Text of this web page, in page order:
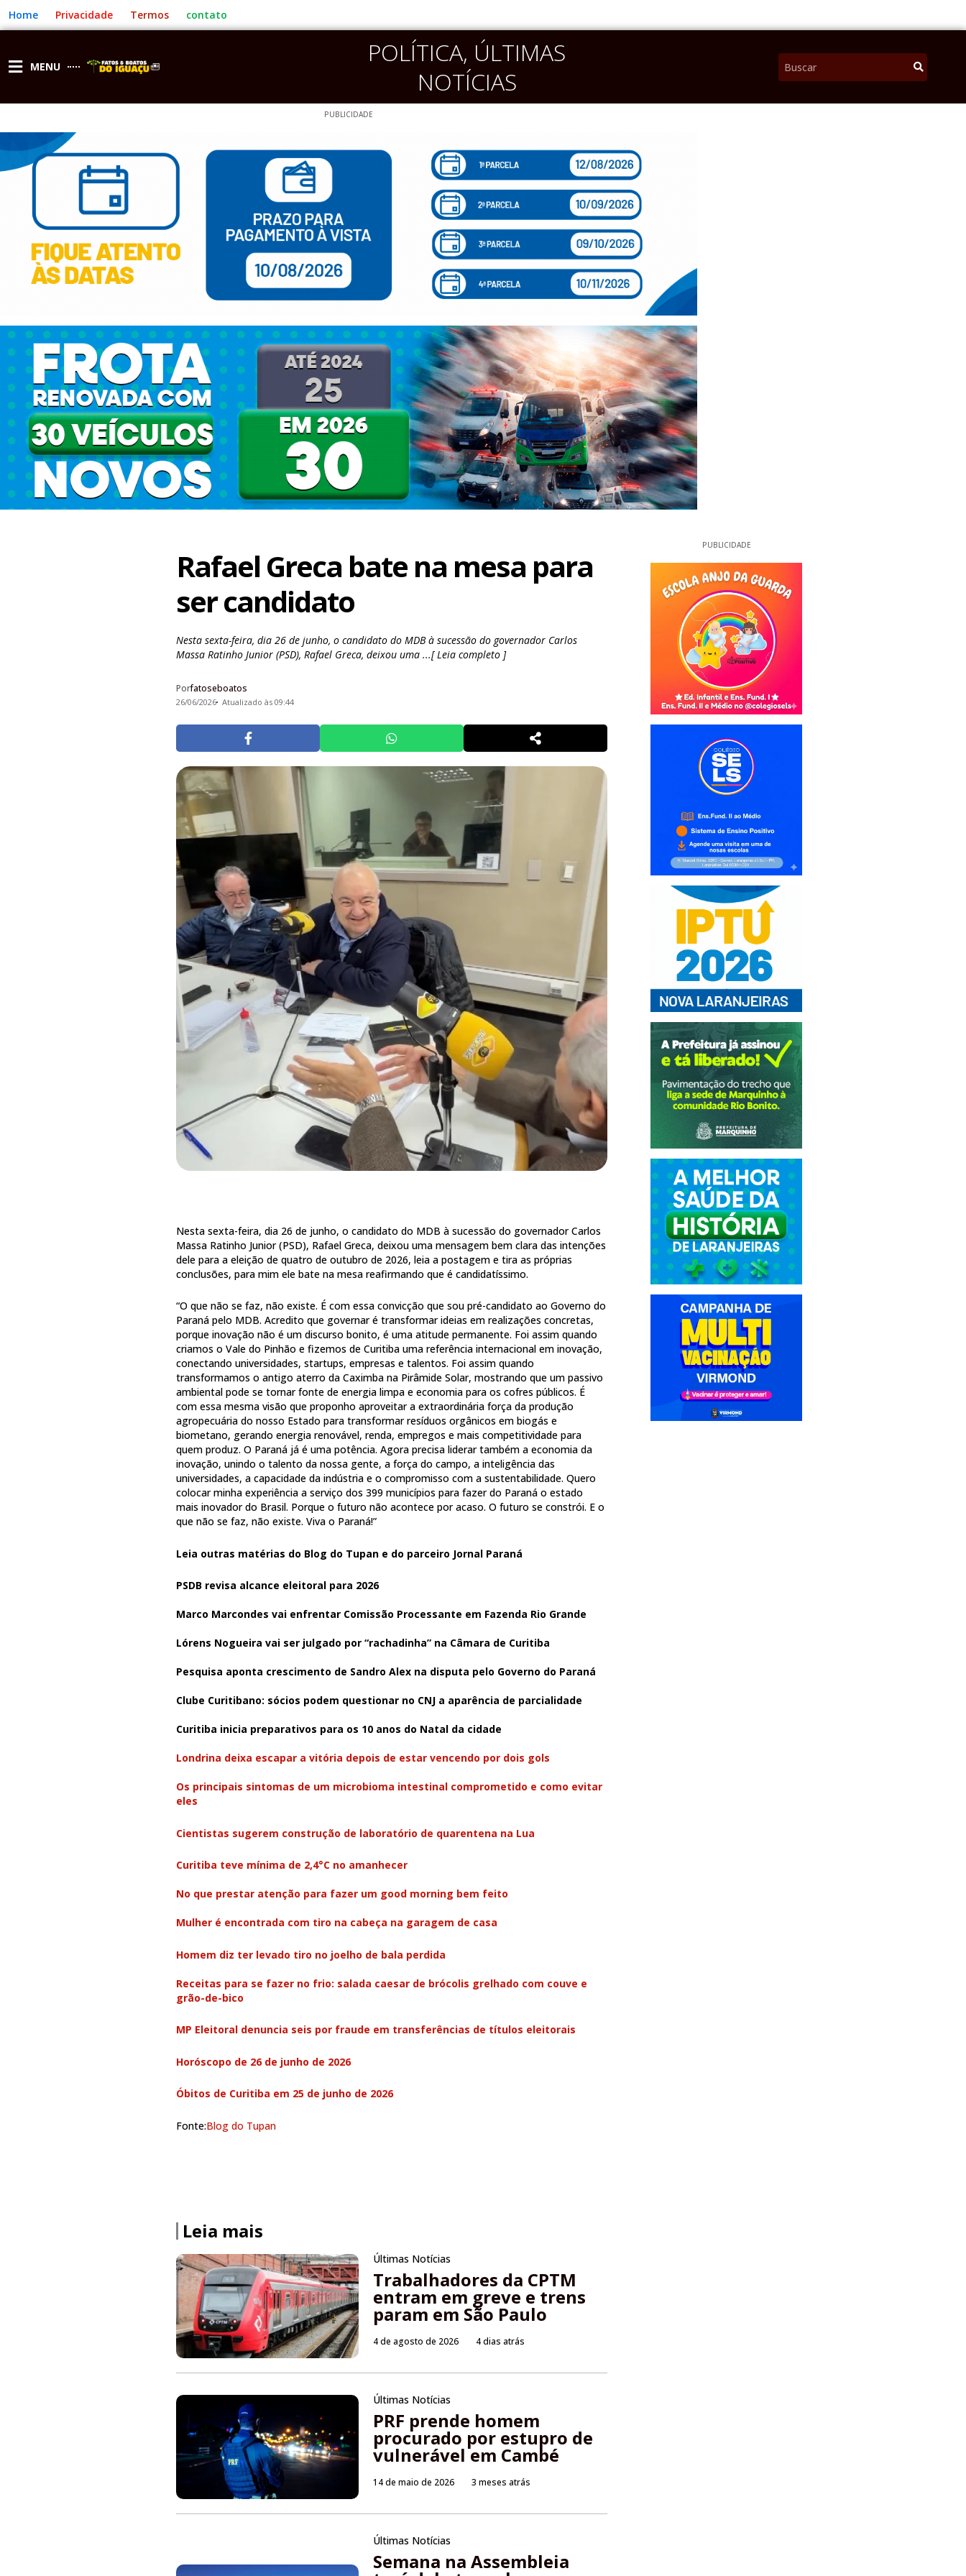
para
o
Home Privacidade Termos contato
MENU POLÍTICA, ÚLTIMAS
NOTÍCIAS
Pesquisar
PUBLICIDADE
Rafael Greca bate na mesa para
ser candidato
Nesta sexta-feira, dia 26 de junho, o candidato do MDB à sucessão do governador Carlos
Massa Ratinho Junior (PSD), Rafael Greca, deixou uma ...[ Leia completo ]
Porfatoseboatos
26/06/2026 Atualizado às 09:44
Nesta sexta-feira, dia 26 de junho, o candidato do MDB à sucessão do governador Carlos
Massa Ratinho Junior (PSD), Rafael Greca, deixou uma mensagem bem clara das intenções
dele para a eleição de quatro de outubro de 2026, leia a postagem e tira as próprias
conclusões, para mim ele bate na mesa reafirmando que é candidatíssimo.
“O que não se faz, não existe. É com essa convicção que sou pré-candidato ao Governo do
Paraná pelo MDB. Acredito que governar é transformar ideias em realizações concretas,
porque inovação não é um discurso bonito, é uma atitude permanente. Foi assim quando
criamos o Vale do Pinhão e fizemos de Curitiba uma referência internacional em inovação,
conectando universidades, startups, empresas e talentos. Foi assim quando
transformamos o antigo aterro da Caximba na Pirâmide Solar, mostrando que um passivo
ambiental pode se tornar fonte de energia limpa e economia para os cofres públicos. É
com essa mesma visão que proponho aproveitar a extraordinária força da produção
agropecuária do nosso Estado para transformar resíduos orgânicos em biogás e
biometano, gerando energia renovável, renda, empregos e mais competitividade para
quem produz. O Paraná já é uma potência. Agora precisa liderar também a economia da
inovação, unindo o talento da nossa gente, a força do campo, a inteligência das
universidades, a capacidade da indústria e o compromisso com a sustentabilidade. Quero
colocar minha experiência a serviço dos 399 municípios para fazer do Paraná o estado
mais inovador do Brasil. Porque o futuro não acontece por acaso. O futuro se constrói. E o
que não se faz, não existe. Viva o Paraná!”
Leia outras matérias do Blog do Tupan e do parceiro Jornal Paraná
PSDB revisa alcance eleitoral para 2026
Marco Marcondes vai enfrentar Comissão Processante em Fazenda Rio Grande
Lórens Nogueira vai ser julgado por “rachadinha” na Câmara de Curitiba
Pesquisa aponta crescimento de Sandro Alex na disputa pelo Governo do Paraná
Clube Curitibano: sócios podem questionar no CNJ a aparência de parcialidade
Curitiba inicia preparativos para os 10 anos do Natal da cidade
Londrina deixa escapar a vitória depois de estar vencendo por dois gols
Os principais sintomas de um microbioma intestinal comprometido e como evitar
eles
Cientistas sugerem construção de laboratório de quarentena na Lua
Curitiba teve mínima de 2,4°C no amanhecer
No que prestar atenção para fazer um good morning bem feito
Mulher é encontrada com tiro na cabeça na garagem de casa
Homem diz ter levado tiro no joelho de bala perdida
Receitas para se fazer no frio: salada caesar de brócolis grelhado com couve e
grão-de-bico
MP Eleitoral denuncia seis por fraude em transferências de títulos eleitorais
Horóscopo de 26 de junho de 2026
Óbitos de Curitiba em 25 de junho de 2026
Fonte:Blog do Tupan
Leia mais
Últimas Notícias
Trabalhadores da CPTM
entram em greve e trens
param em São Paulo
4 de agosto de 2026 4 dias atrás
Últimas Notícias
PRF prende homem
procurado por estupro de
vulnerável em Cambé
14 de maio de 2026 3 meses atrás
Últimas Notícias
Semana na Assembleia
PUBLICIDADE